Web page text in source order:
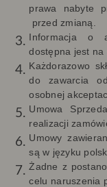
prawa nabyte
przed zmianą.
Informacja o
dostępna jest na
Każdorazowo
do zawarcia
osobnej
Umowa
realizacji
Umowy
są w języku
Żadne z
celu naruszenia